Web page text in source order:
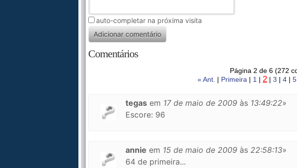
auto-completar na próxima visita
Comentários
Página 2 de 6 (272
« Ant. | Primeira | 1 | 2 | 3 | 4 | 5
tegas em 17 de maio de 2009 às 13:49:22»
Escore: 96
annie em 15 de maio de 2009 às 22:58:13»
64 de primeira...